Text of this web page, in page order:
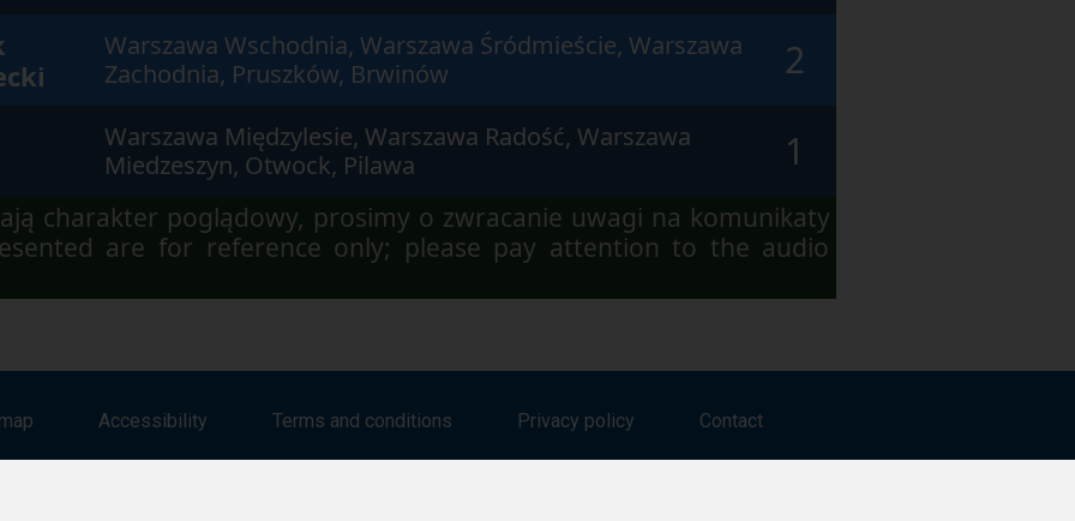
Warszawa Wschodnia, Warszawa Śródmieście, Warszawa
Zachodnia, Pruszków, Brwinów
2
Warszawa Międzylesie, Warszawa Radość, Warszawa
Miedzeszyn, Otwock, Pilawa
1
charakter poglądowy, prosimy o zwracanie uwagi na komunikaty
are for reference only; please pay attention to the audio
Accessibility Terms and conditions Privacy policy Contact